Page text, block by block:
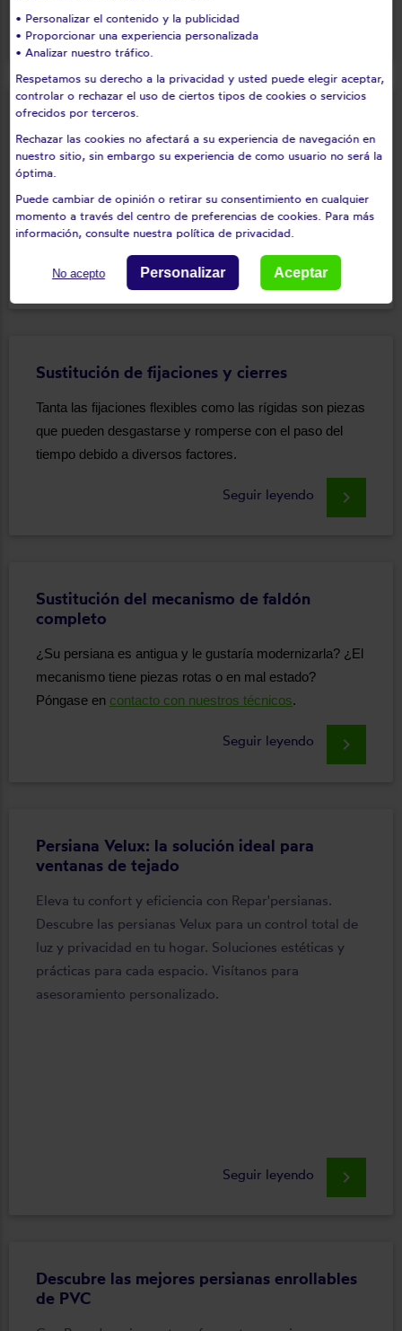
Seguir leyendo
Sustitución de cabrestante
El cabrestante es una pieza del mecanismo de la
persiana que puede desgastarse y romperse con el
paso del tiempo, bloqueando el mecanismo de
funcionamiento.
Seguir leyendo
Sustitución de fijaciones y cierres
Tanta las fijaciones flexibles como las rígidas son piezas
que pueden desgastarse y romperse con el paso del
tiempo debido a diversos factores.
Seguir leyendo keyboard_arrow_right
Sustitución del mecanismo de faldón
completo
¿Su persiana es antigua y le gustaría modernizarla? ¿El
mecanismo tiene piezas rotas o en mal estado?
Póngase en contacto con nuestros técnicos.
Seguir leyendo keyboard_arrow_right
Persiana Velux: la solución ideal para
ventanas de tejado
Eleva tu confort y eficiencia con Repar'persianas.
Descubre las persianas Velux para un control total de
luz y privacidad en tu hogar. Soluciones estéticas y
prácticas para cada espacio. Visítanos para
asesoramiento personalizado.
Seguir leyendo keyboard_arrow_right
Descubre las mejores persianas enrollables
de PVC
• Personalizar el contenido y la publicidad
• Proporcionar una experiencia personalizada
• Analizar nuestro tráfico.
Respetamos su derecho a la privacidad y usted puede elegir aceptar,
controlar o rechazar el uso de ciertos tipos de cookies o servicios
ofrecidos por terceros.
Rechazar las cookies no afectará a su experiencia de navegación en
nuestro sitio, sin embargo su experiencia de como usuario no será la
óptima.
Puede cambiar de opinión o retirar su consentimiento en cualquier
momento a través del centro de preferencias de cookies. Para más
información, consulte nuestra política de privacidad.
No acepto Personalizar Aceptar